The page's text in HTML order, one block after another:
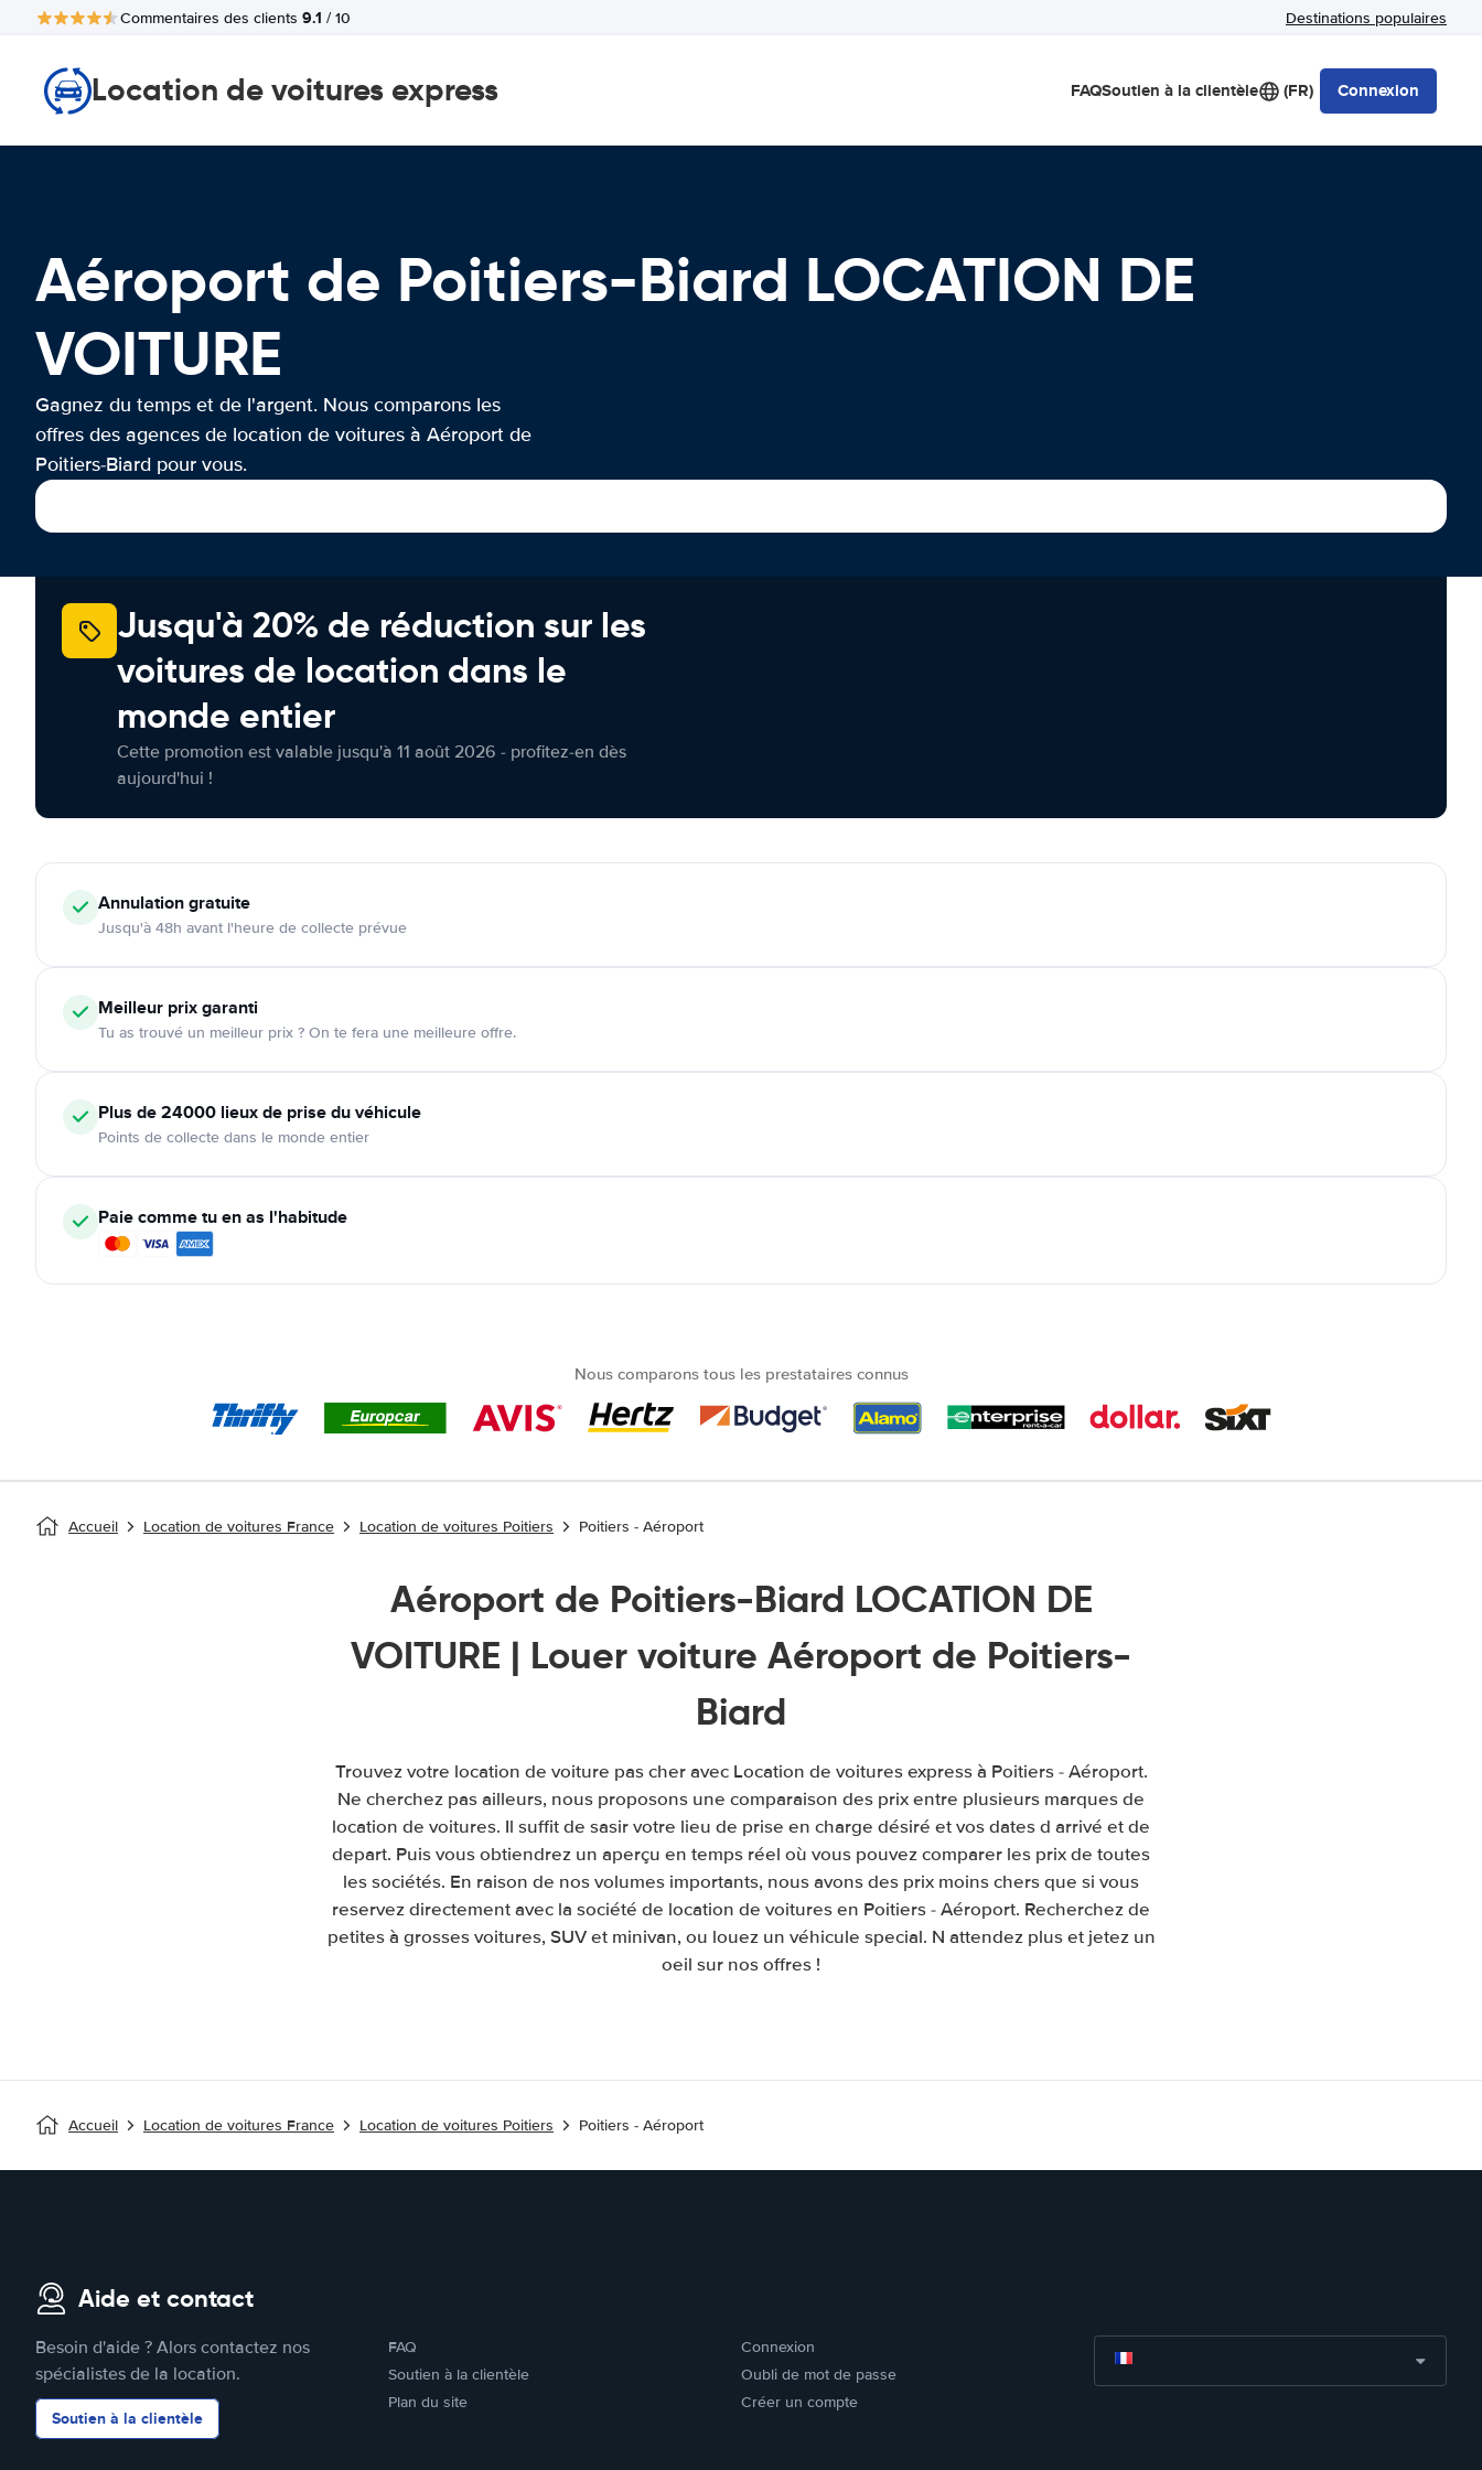
Commentaires des clients 9.1 / 10 Destinations populaires
Location de voitures express FAQSoutien à la clientèle (FR) Connexion
Aéroport de Poitiers-Biard LOCATION DE
VOITURE
Gagnez du temps et de l'argent. Nous comparons les
offres des agences de location de voitures à Aéroport de
Poitiers-Biard pour vous.
Jusqu'à 20% de réduction sur les
voitures de location dans le
monde entier
Cette promotion est valable jusqu'à 11 août 2026 - profitez-en dès
aujourd'hui !
Annulationgratuite
Jusqu'à 48h avant l'heure de collecte prévue
Meilleur prix garanti
Tu as trouvé un meilleur prix ? On te fera une meilleure offre.
Plus de 24000 lieux de prise du véhicule
Points de collecte dans le monde entier
Paie comme tu en as l'habitude
Nous comparons tous les prestataires connus
Accueil Location de voitures France Location de voitures Poitiers Poitiers - Aéroport
Aéroport de Poitiers-Biard LOCATION DE
VOITURE | Louer voiture Aéroport de Poitiers-
Biard
Trouvez votre location de voiture pas cher avec Location de voitures express à Poitiers - Aéroport.
Ne cherchez pas ailleurs, nous proposons une comparaison des prix entre plusieurs marques de
location de voitures. Il suffit de sasir votre lieu de prise en charge désiré et vos dates d arrivé et de
depart. Puis vous obtiendrez un aperçu en temps réel où vous pouvez comparer les prix de toutes
les sociétés. En raison de nos volumes importants, nous avons des prix moins chers que si vous
reservez directement avec la société de location de voitures en Poitiers - Aéroport. Recherchez de
petites à grosses voitures, SUV et minivan, ou louez un véhicule special. N attendez plus et jetez un
oeil sur nos offres !
Accueil Location de voitures France Location de voitures Poitiers Poitiers - Aéroport
Aide et contact
Besoin d'aide ? Alors contactez nos
spécialistes de la location.
Soutien à la clientèle
FAQ
Soutien à la clientèle
Plan du site
Connexion
Oubli de mot de passe
Créer un compte